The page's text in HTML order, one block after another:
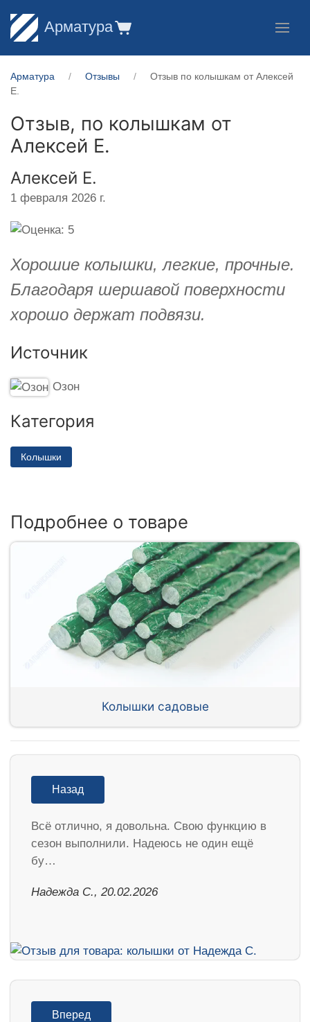
Арматура
Арматура Отзывы
Отзыв по колышкам от Алексей
Е.
Отзыв, по колышкам от
Алексей Е.
Алексей Е.
1 февраля 2026 г.
Хорошие колышки, легкие, прочные.
Благодаря шершавой поверхности
хорошо держат подвязи.
Источник
Озон
Категория
Колышки
Подробнее о товаре
Колышки садовые
Назад
Всё отлично, я довольна. Свою функцию в
сезон выполнили. Надеюсь не один ещё
бу…
Надежда С., 20.02.2026
Вперед